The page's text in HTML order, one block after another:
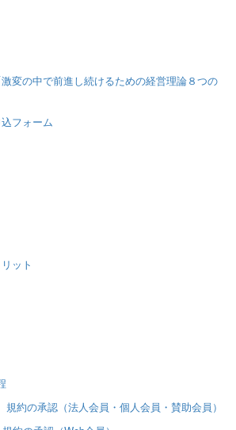
変の中で前進し続けるための経営理論８つの
フォーム
ット
約の承認（法人会員・個人会員・賛助会員）